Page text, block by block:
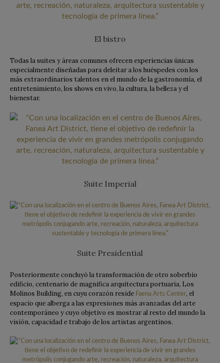
El bistro
Todas la suites y áreas comunes ofrecen experiencias únicas
especialmente diseñadas para deleitar a los huéspedes con los
más extraordinarios talentos en el mundo de la gastronomía, el
entretenimiento, los shows en vivo, la cultura, la belleza y el
bienestar.
Suite Imperial
Suite Presidential
Posteriormente concluyó la transformación de otro soberbio
edificio, centenario de magnifica arquitectura portuaria, Los
Molinos Building, en cuyu corazón reside Faena Arts Center, el
espacio que alberga a las expresiones más avanzadas del arte
contemporáneo y cuyo objetivo es mostrar al resto del mundo la
visión, capacidad e trabajo de los artistas argentinos.